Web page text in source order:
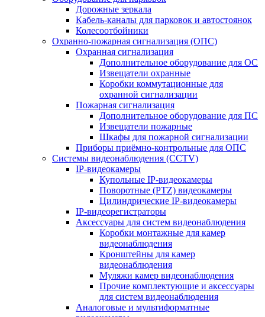
Дорожные зеркала
Кабель-каналы для парковок и автостоянок
Колесоотбойники
Охранно-пожарная сигнализация (ОПС)
Охранная сигнализация
Дополнительное оборудование для ОС
Извещатели охранные
Коробки коммутационные для
охранной сигнализации
Пожарная сигнализация
Дополнительное оборудование для ПС
Извещатели пожарные
Шкафы для пожарной сигнализации
Приборы приёмно-контрольные для ОПС
Системы видеонаблюдения (CCTV)
IP-видеокамеры
Купольные IP-видеокамеры
Поворотные (PTZ) видеокамеры
Цилиндрические IP-видеокамеры
IP-видеорегистраторы
Аксессуары для систем видеонаблюдения
Коробки монтажные для камер
видеонаблюдения
Кронштейны для камер
видеонаблюдения
Муляжи камер видеонаблюдения
Прочие комплектующие и аксессуары
для систем видеонаблюдения
Аналоговые и мультиформатные